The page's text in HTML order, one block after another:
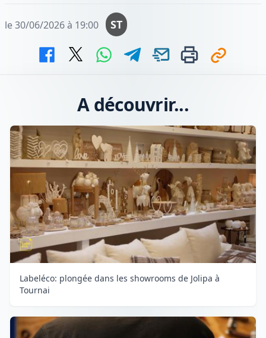
le 30/06/2026 à 19:00 ST
A découvrir...
Labeléco: plongée dans les showrooms de Jolipa à
Tournai